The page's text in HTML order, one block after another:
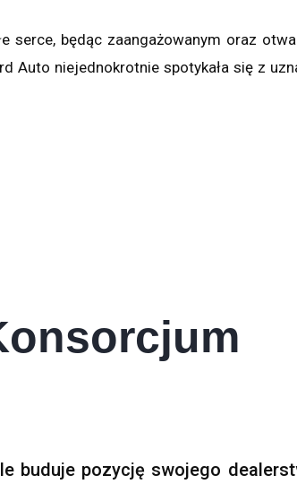
serce, będąc zaangażowanym oraz
Auto niejednokrotnie spotykała się z
buduje pozycję swojego